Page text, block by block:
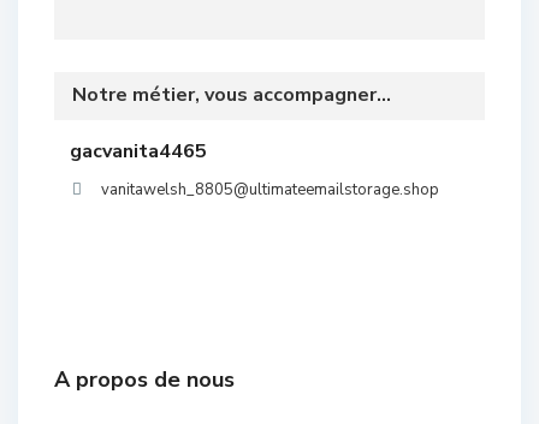
Notre métier, vous accompagner...
gacvanita4465
vanitawelsh_8805@ultimateemailstorage.shop
A propos de nous